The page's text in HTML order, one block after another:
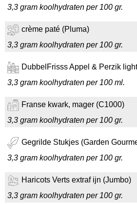
3,3 gram koolhydraten per 100 gr.
crème paté (Pluma)
3,3 gram koolhydraten per 100 gr.
DubbelFrisss Appel & Perzik
3,3 gram koolhydraten per 100 ml.
Franse kwark, mager (C1000)
3,3 gram koolhydraten per 100 gr.
Gegrilde Stukjes (Garden
3,3 gram koolhydraten per 100 gr.
Haricots Verts extraf ijn (Jumbo)
3,3 gram koolhydraten per 100 gr.